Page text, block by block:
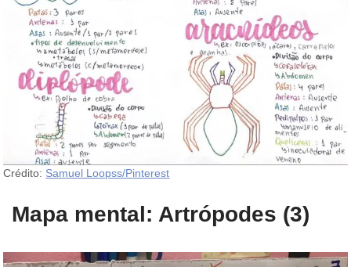
Crédito: Samuel Loopss/Pinterest
Mapa mental: Artrópodes (3)